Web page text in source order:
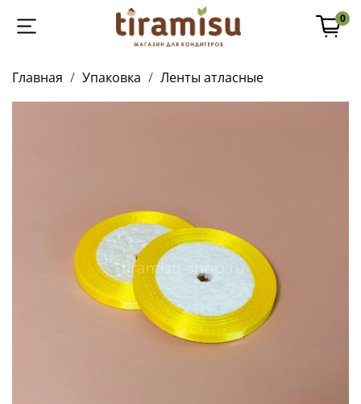
0
Главная Упаковка Ленты атласные